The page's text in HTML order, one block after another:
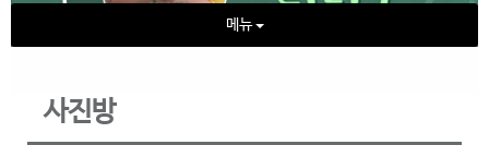
메뉴
사진방